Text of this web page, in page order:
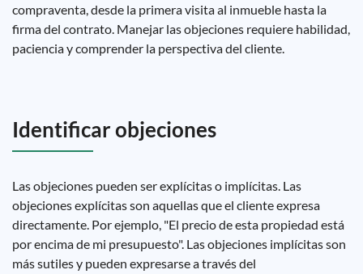
compraventa, desde la primera visita al inmueble hasta la
firma del contrato. Manejar las objeciones requiere habilidad,
paciencia y comprender la perspectiva del cliente.
Identificar objeciones
Las objeciones pueden ser explícitas o implícitas. Las
objeciones explícitas son aquellas que el cliente expresa
directamente. Por ejemplo, "El precio de esta propiedad está
por encima de mi presupuesto". Las objeciones implícitas son
más sutiles y pueden expresarse a través del